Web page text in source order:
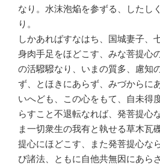
なり。水沫泡焔を参ずる、したし
り。
しかあればすなはち、国城妻子、
身肉手足をほどこす、みな菩提心
の活驋驋なり、いまの質多、慮知
ず、とほきにあらず、みづからに
いへども、この心をもて、自未得
らすこと不退転なれば、発菩提心
ま一切衆生の我有と執せる草木瓦
提心にほどこす、また発菩提心な
び諸法、ともに自他共無因にあら